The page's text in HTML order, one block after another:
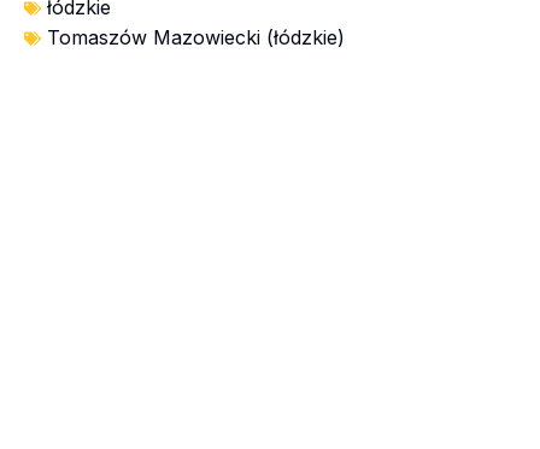
łódzkie
Tomaszów Mazowiecki (łódzkie)